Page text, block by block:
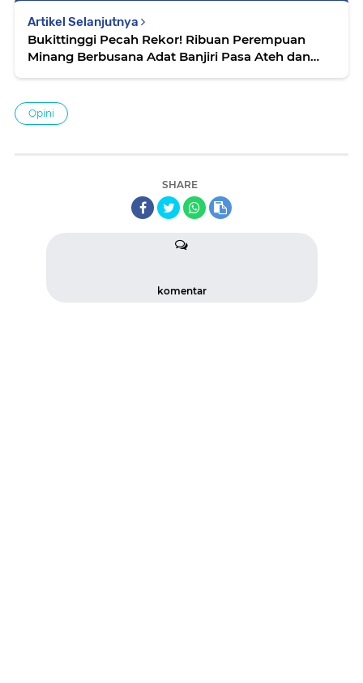
Artikel Selanjutnya
Bukittinggi Pecah Rekor! Ribuan Perempuan
Minang Berbusana Adat Banjiri Pasa Ateh dan
Opini
SHARE
komentar